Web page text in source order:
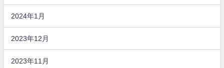
2024年1月
2023年12月
2023年11月